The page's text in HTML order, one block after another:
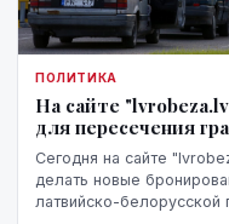
ПОЛИТИКА
На сайте
для пересечения
Сегодня на сайте
делать новые
латвийско-белорусской